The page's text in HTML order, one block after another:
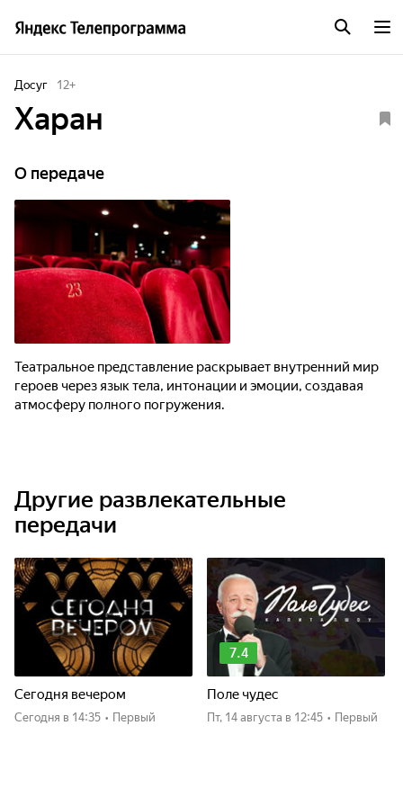
Досуг 12+
Харан
О передаче
Театральное представление раскрывает внутренний мир
героев через язык тела, интонации и эмоции, создавая
атмосферу полного погружения.
Другие развлекательные
передачи
Сегодня вечером
Сегодня в 14:35 • Первый
7.4
Поле чудес
пт, 14 августа в 12:45 • Первый